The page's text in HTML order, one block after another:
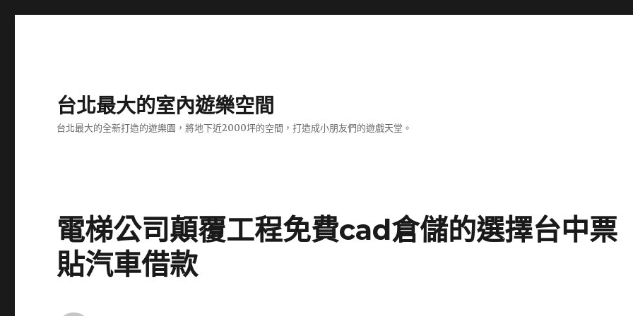
台北最大的室內遊樂空間
台北最大的全新打造的遊樂園，將地下近2000坪的空間，打造成小朋友們的遊戲天堂。
電梯公司顛覆工程免費cad倉儲的選擇台中票
貼汽車借款